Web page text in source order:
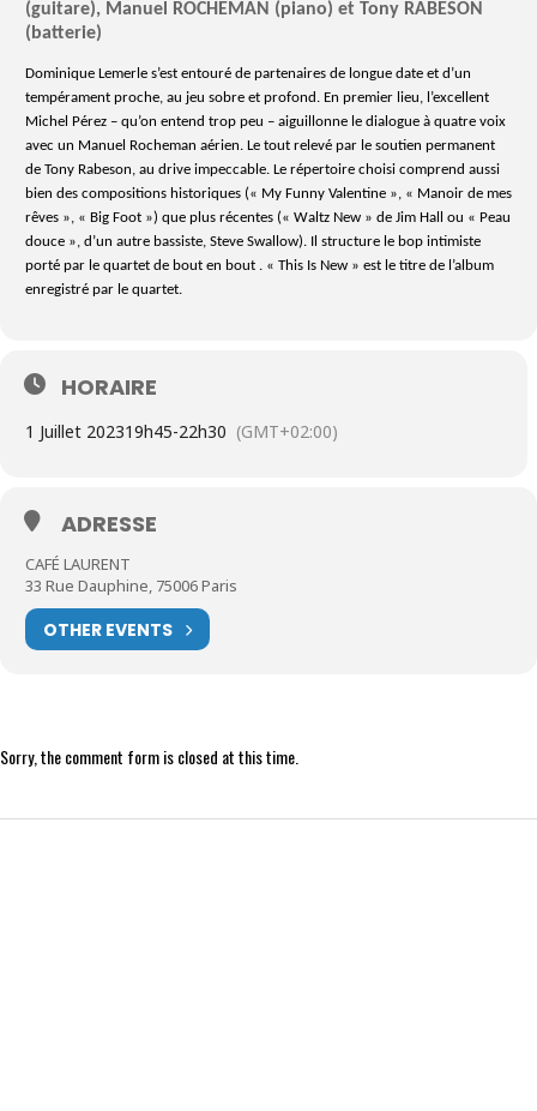
(guitare), Manuel ROCHEMAN (piano) et Tony RABESON
(batterie)
Dominique Lemerle s’est entouré de partenaires de longue date et d’un
tempérament proche, au jeu sobre et profond. En premier lieu, l’excellent
Michel Pérez – qu’on entend trop peu – aiguillonne le dialogue à quatre voix
avec un Manuel Rocheman aérien. Le tout relevé par le soutien permanent
de Tony Rabeson, au drive impeccable. Le répertoire choisi comprend aussi
bien des compositions historiques (« My Funny Valentine », « Manoir de mes
rêves », « Big Foot ») que plus récentes (« Waltz New » de Jim Hall ou « Peau
douce », d’un autre bassiste, Steve Swallow). Il structure le bop intimiste
porté par le quartet de bout en bout . « This Is New » est le titre de l’album
enregistré par le quartet.
HORAIRE
1 Juillet 202319h45-22h30 (GMT+02:00)
ADRESSE
CAFÉ LAURENT
33 Rue Dauphine, 75006 Paris
OTHER EVENTS
Sorry, the comment form is closed at this time.